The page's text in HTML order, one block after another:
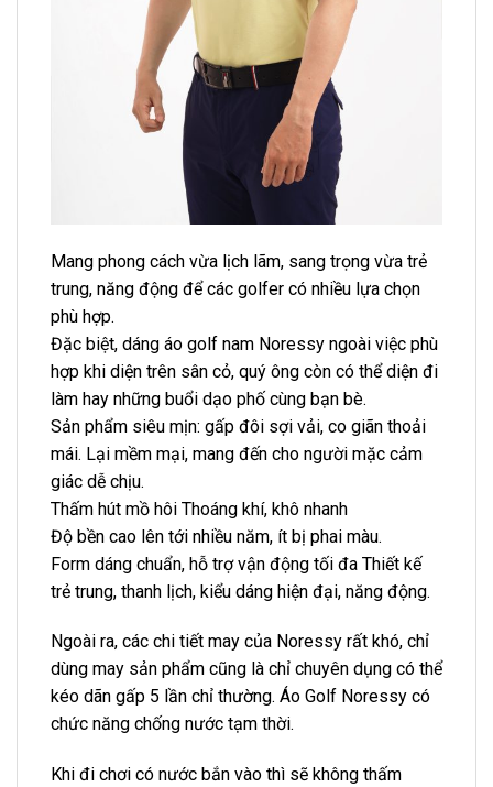
Mang phong cách vừa lịch lãm, sang trọng vừa trẻ
trung, năng động để các golfer có nhiều lựa chọn
phù hợp.
Đặc biệt, dáng áo golf nam Noressy ngoài việc phù
hợp khi diện trên sân cỏ, quý ông còn có thể diện đi
làm hay những buổi dạo phố cùng bạn bè.
Sản phẩm siêu mịn: gấp đôi sợi vải, co giãn thoải
mái. Lại mềm mại, mang đến cho người mặc cảm
giác dễ chịu.
Thấm hút mồ hôi Thoáng khí, khô nhanh
Độ bền cao lên tới nhiều năm, ít bị phai màu.
Form dáng chuẩn, hỗ trợ vận động tối đa Thiết kế
trẻ trung, thanh lịch, kiểu dáng hiện đại, năng động.
Ngoài ra, các chi tiết may của Noressy rất khó, chỉ
dùng may sản phẩm cũng là chỉ chuyên dụng có thể
kéo dãn gấp 5 lần chỉ thường. Áo Golf Noressy có
chức năng chống nước tạm thời.
Khi đi chơi có nước bắn vào thì sẽ không thấm